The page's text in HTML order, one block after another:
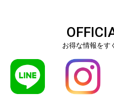
お得な情報をす